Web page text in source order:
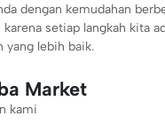
dengan kemudahan
setiap langkah kita
yang lebih baik.
Market
kami